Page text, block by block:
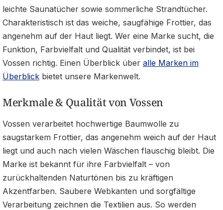
leichte Saunatücher sowie sommerliche Strandtücher.
Charakteristisch ist das weiche, saugfähige Frottier, das
angenehm auf der Haut liegt. Wer eine Marke sucht, die
Funktion, Farbvielfalt und Qualität verbindet, ist bei
Vossen richtig. Einen Überblick über alle Marken im
Überblick bietet unsere Markenwelt.
Merkmale & Qualität von Vossen
Vossen verarbeitet hochwertige Baumwolle zu
saugstarkem Frottier, das angenehm weich auf der Haut
liegt und auch nach vielen Wäschen flauschig bleibt. Die
Marke ist bekannt für ihre Farbvielfalt – von
zurückhaltenden Naturtönen bis zu kräftigen
Akzentfarben. Saubere Webkanten und sorgfältige
Verarbeitung zeichnen die Textilien aus. So werden